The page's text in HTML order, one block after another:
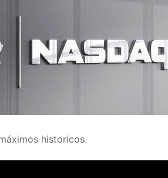
historicos.